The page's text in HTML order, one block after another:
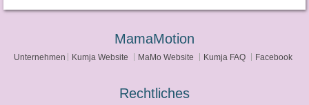
MamaMotion
Unternehmen Kumja Website MaMo Website Kumja FAQ Facebook
Rechtliches